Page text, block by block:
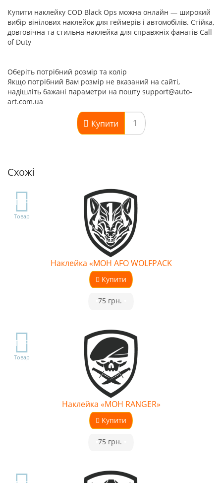
Купити наклейку COD Black Ops можна онлайн — широкий
вибір вінілових наклейок для геймерів і автомобілів. Стійка,
довговічна та стильна наклейка для справжніх фанатів Call
of Duty
Оберіть потрібний розмір та колір
Якщо потрібний Вам розмір не вказаний на сайті,
надішліть бажані параметри на пошту support@auto-
art.com.ua
Купити
Схожі
TOP
Товар
Наклейка «MOH AFO WOLFPACK
Купити
75 грн.
TOP
Товар
Наклейка «MOH RANGER»
Купити
75 грн.